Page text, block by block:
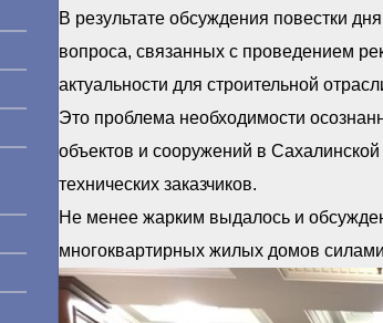
В результате обсуждения повестки
вопроса, связанных с проведением
актуальности для строительной
Это проблема необходимости
объектов и сооружений в
технических заказчиков.
Не менее жарким выдалось и
многоквартирных жилых домов